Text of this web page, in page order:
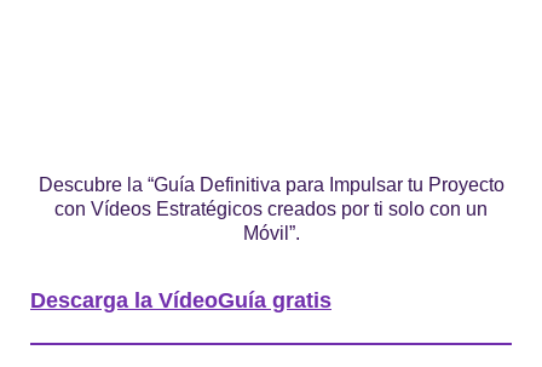
Descubre la “Guía Definitiva para Impulsar tu Proyecto
con Vídeos Estratégicos creados por ti solo con un
Móvil”.
Descarga la VídeoGuía gratis